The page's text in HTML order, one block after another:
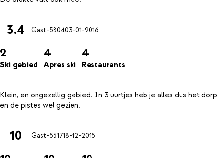
3.4 Gast-580403-01-2016
2
Ski gebied
4
Apres ski
4
Restaurants
Klein, en ongezellig gebied. In 3 uurtjes heb je alles dus het dorp
10 Gast-551718-12-2015